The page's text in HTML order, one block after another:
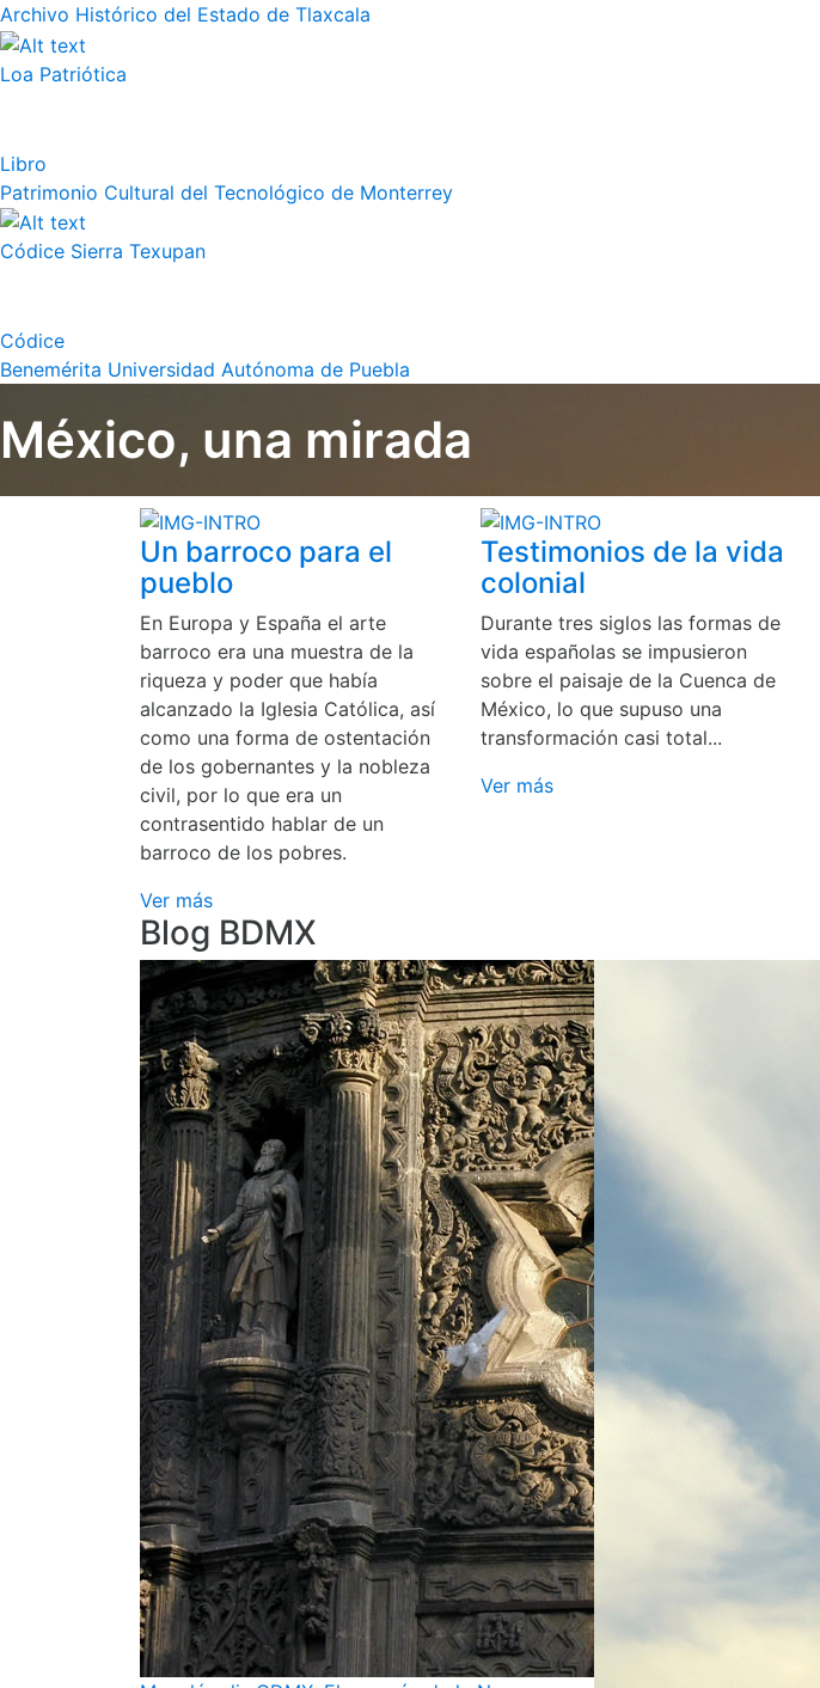
Archivo Histórico del Estado de Tlaxcala
Loa Patriótica
Libro
Patrimonio Cultural del Tecnológico de Monterrey
Códice Sierra Texupan
Códice
Benemérita Universidad Autónoma de Puebla
México, una mirada
Un barroco para el
pueblo
En Europa y España el arte
barroco era una muestra de la
riqueza y poder que había
alcanzado la Iglesia Católica, así
como una forma de ostentación
de los gobernantes y la nobleza
civil, por lo que era un
contrasentido hablar de un
barroco de los pobres.
Ver más
Testimonios de la vida
colonial
Durante tres siglos las formas de
vida españolas se impusieron
sobre el paisaje de la Cuenca de
México, lo que supuso una
transformación casi total...
Ver más
Blog BDMX